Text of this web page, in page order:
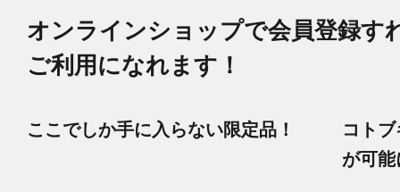
オンラインショップで会員登録す
ご利用になれます！
ここでしか手に入らない限定品！
コト
が可能